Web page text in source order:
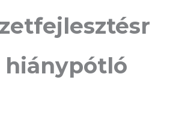
hiánypótló